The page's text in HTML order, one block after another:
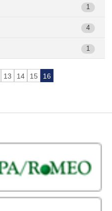
1
4
1
13 14 15 16